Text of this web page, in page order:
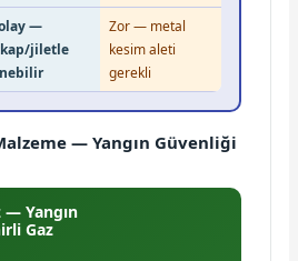
—
jiletle
Zor — metal
kesim aleti
gerekli
— Yangın Güvenliği
— Yangın
Gaz